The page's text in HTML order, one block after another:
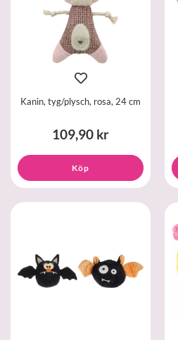
Kanin, tyg/plysch, rosa, 24 cm
109,90 kr
Köp